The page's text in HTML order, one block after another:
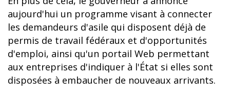
aujourd'hui un programme visant à connecter
les demandeurs d'asile qui disposent déjà de
permis de travail fédéraux et d'opportunités
d'emploi, ainsi qu'un portail Web permettant
aux entreprises d'indiquer à l'État si elles sont
disposées à embaucher de nouveaux arrivants.